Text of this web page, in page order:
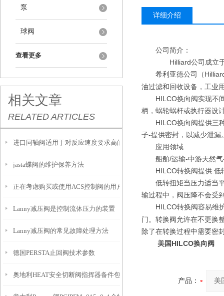
泵
球阀
查看更多
相关文章
RELATED ARTICLES
进口同轴阀适用于对反应速度要求高的工况中
jasta蝶阀的维护保养方法
正在考虑购买或使用ACS控制阀的用户，以下是一些建议
Lanny减压阀是控制流体压力的装置
Lanny减压阀的常见故障处理方法
德国PERSTA止回阀技术参数
奥地利HEAT安全切断阀指挥器备件包G612-G190144介绍
详细介绍
公司简介：
Hilliard公司成立于
希利亚德公司（
油过滤和回收设备，工业
HILCO换向阀实现不
柄，蜗轮蜗杆或执行器设
HILCO换向阀提供三
子-提供密封，以减少泄漏
应用领域
船舶/运输-中游天然
HILCO转换阀提供:低
低转扭矩当压力适当
输过程中，阀压降不会受
HILCO转换阀容易维
门。转换阀允许在不更换
除了在转换过程中需要密
美国HILCO换向阀
产品：